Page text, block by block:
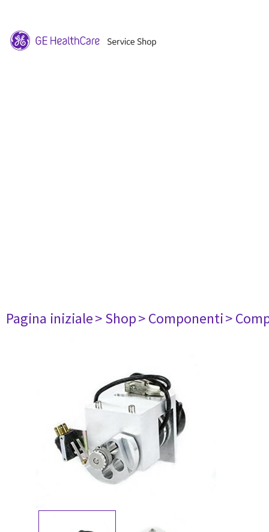
Pagina iniziale> Shop> Componenti>